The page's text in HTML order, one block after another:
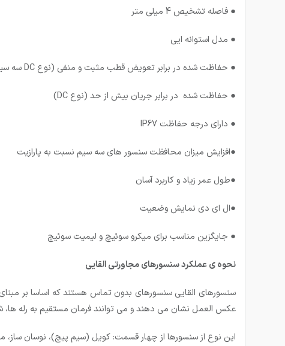
● فاصله تشخیص 4 میلی متر
● مدل استوانه ایی
● حفاظت شده در برابر تعویض قطب مثبت و منفی (نوع DC سه سیم)
● حفاظت شده در برابر جریان بیش از حد (نوع DC)
● دارای درجه حفاظت IP67
●افزایش میزان محافظت سنسور های سه سیم نسبت به پارازیت
●طول عمر زیاد و کاربرد آسان
●ال ای دی نمایش وضعیت
● جایگزین مناسب برای میکرو سوئیچ و لیمیت سوئیچ
نحوه ی عملکرد سنسورهای مجاورتی القایی
سنسورهای القایی سنسورهای بدون تماس هستند که اساسا بر مبنای
عکس العمل نشان می دهند و می توانند فرمان مستقیم به رله ها،
این نوع از سنسورها از چهار قسمت: کویل (سیم پیچ)، نوسان